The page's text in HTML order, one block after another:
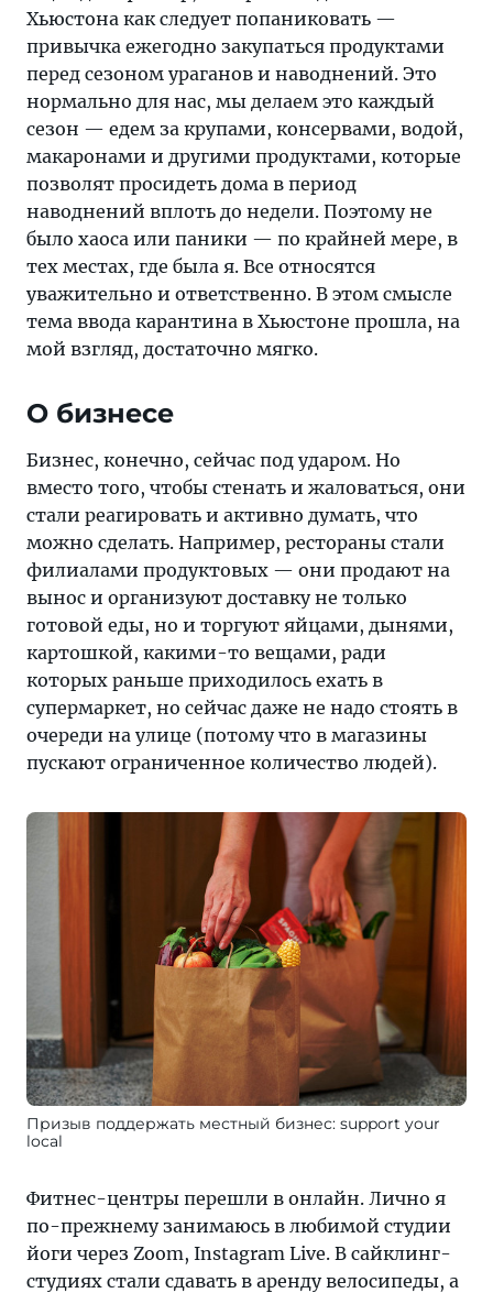
Хьюстона как следует попаниковать —
привычка ежегодно закупаться продуктами
перед сезоном ураганов и наводнений. Это
нормально для нас, мы делаем это каждый
сезон — едем за крупами, консервами, водой,
макаронами и другими продуктами, которые
позволят просидеть дома в период
наводнений вплоть до недели. Поэтому не
было хаоса или паники — по крайней мере, в
тех местах, где была я. Все относятся
уважительно и ответственно. В этом смысле
тема ввода карантина в Хьюстоне прошла, на
мой взгляд, достаточно мягко.
О бизнесе
Бизнес, конечно, сейчас под ударом. Но
вместо того, чтобы стенать и жаловаться, они
стали реагировать и активно думать, что
можно сделать. Например, рестораны стали
филиалами продуктовых — они продают на
вынос и организуют доставку не только
готовой еды, но и торгуют яйцами, дынями,
картошкой, какими-то вещами, ради
которых раньше приходилось ехать в
супермаркет, но сейчас даже не надо стоять в
очереди на улице (потому что в магазины
пускают ограниченное количество людей).
Призыв поддержать местный бизнес: support your
local
Фитнес-центры перешли в онлайн. Лично я
по-прежнему занимаюсь в любимой студии
йоги через Zoom, Instagram Live. В сайклинг-
студиях стали сдавать в аренду велосипеды, а